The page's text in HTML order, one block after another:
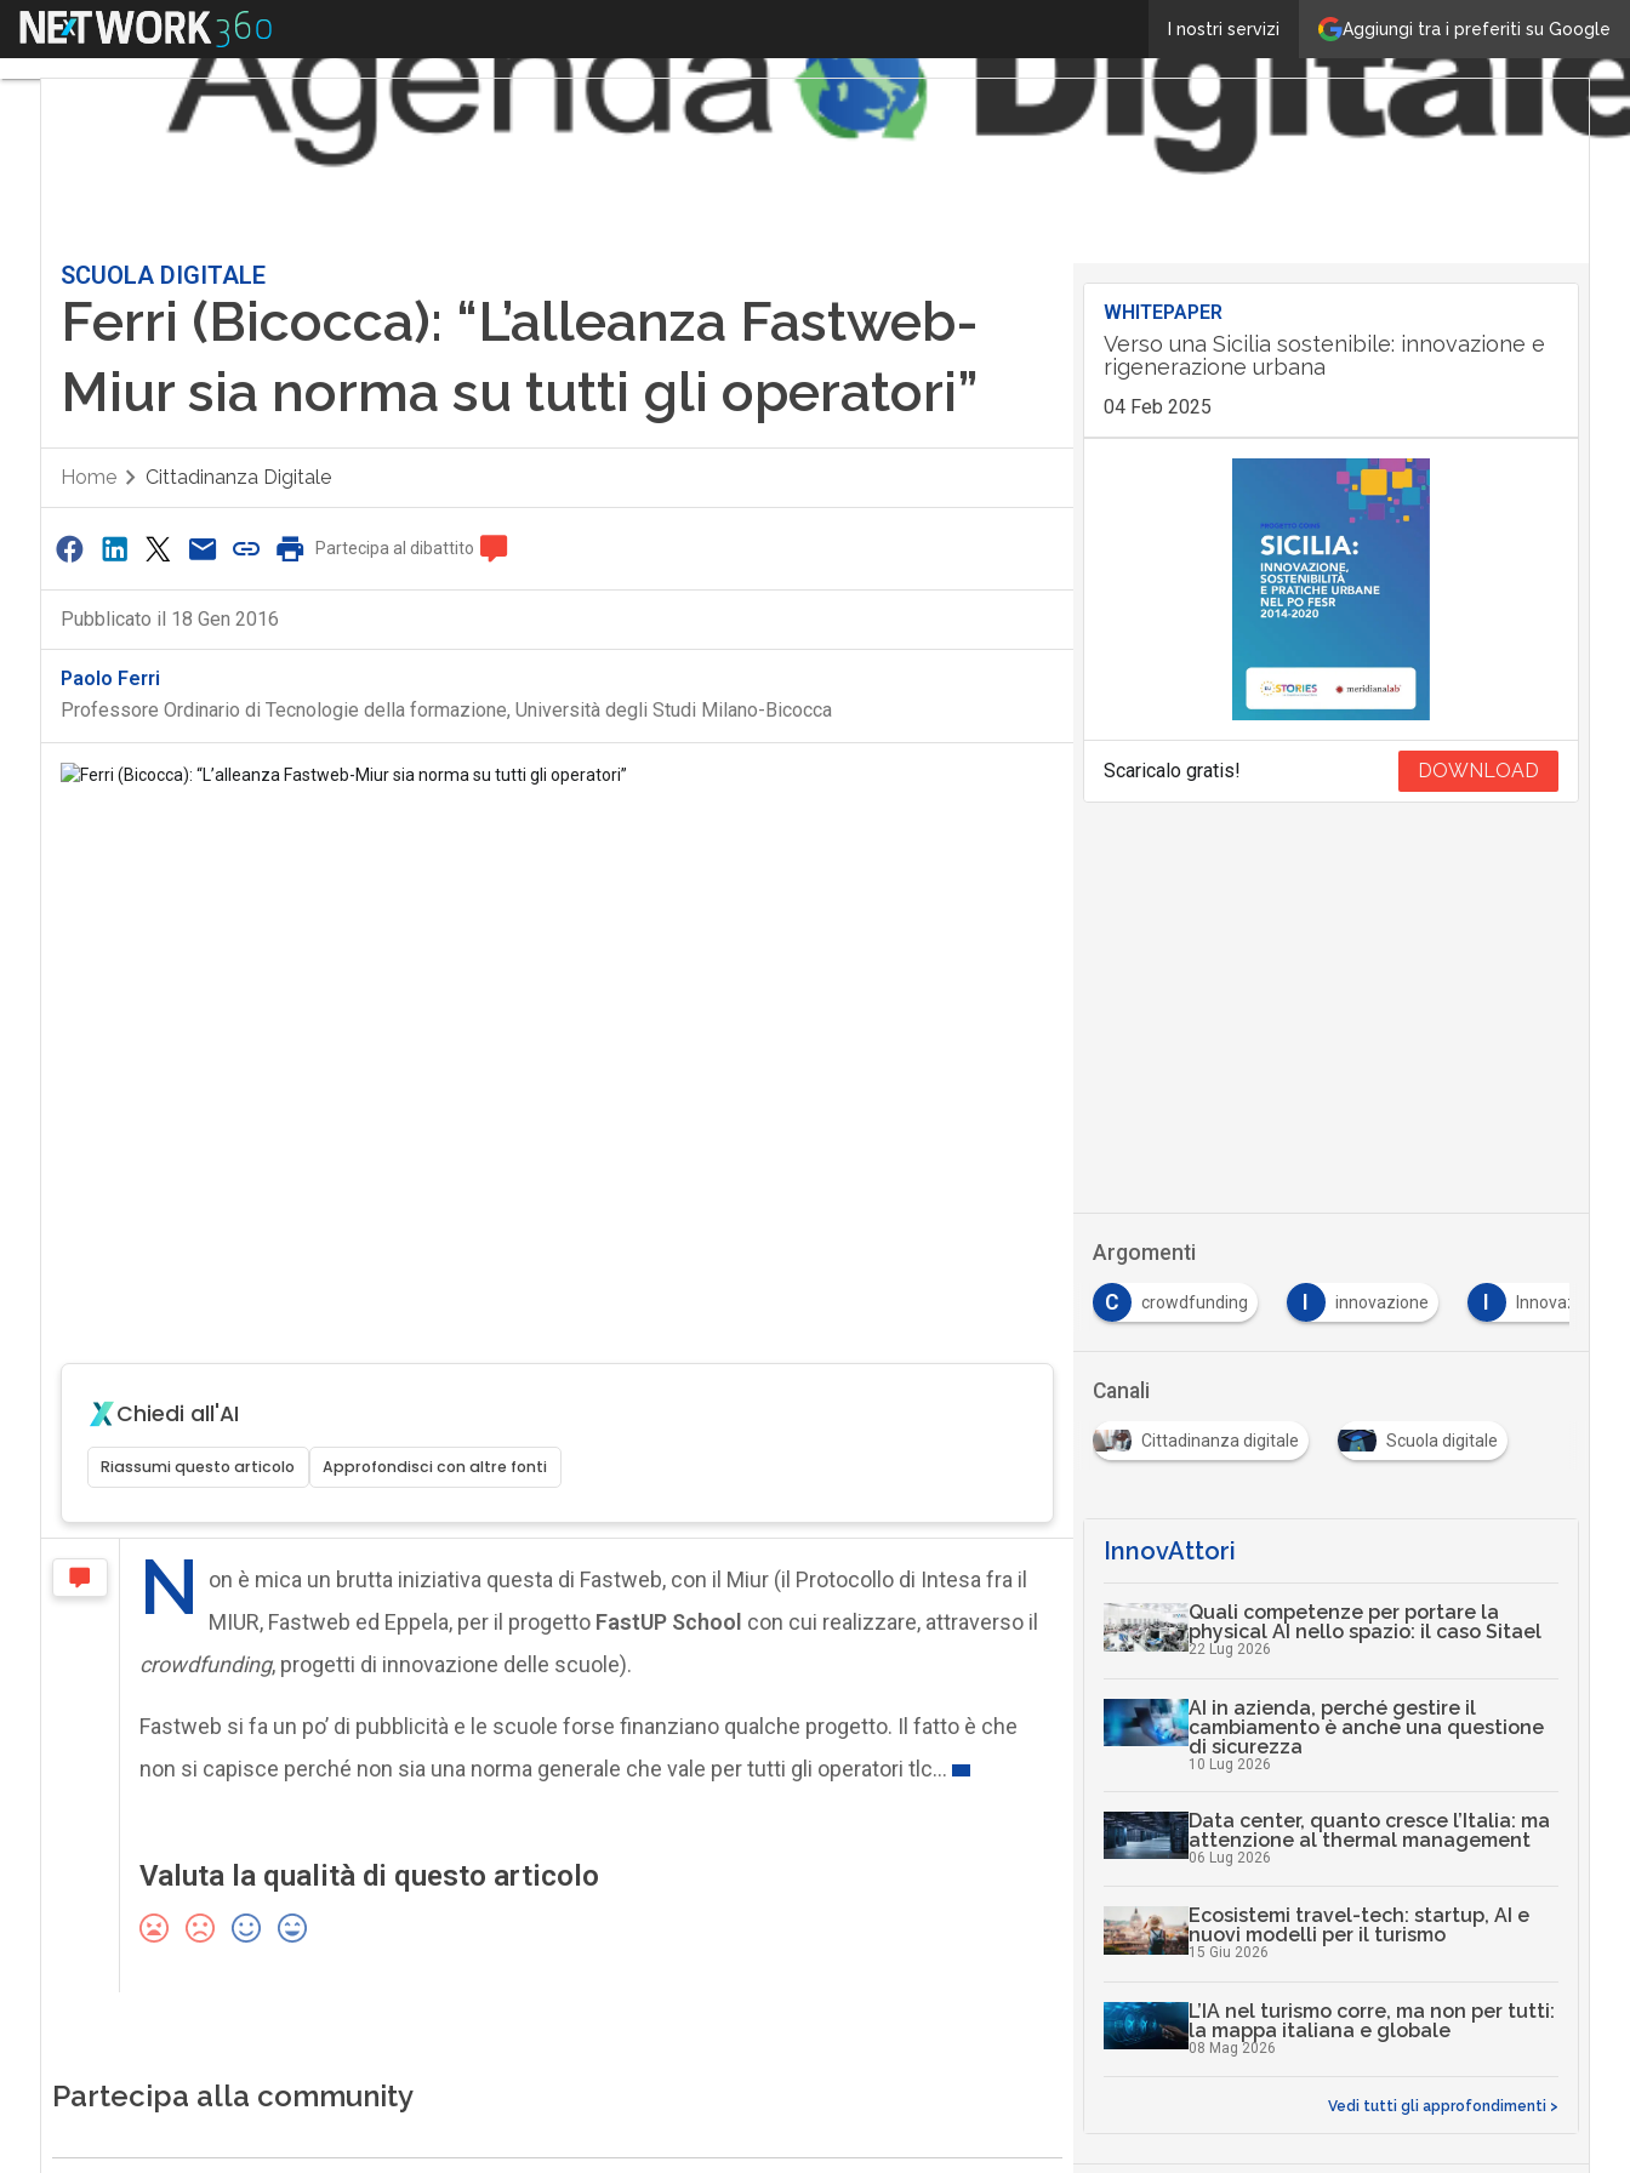
Aggiungi tra i preferiti su Google
I nostri servizi
Menu
SCUOLA DIGITALE
Ferri (Bicocca): “L’alleanza Fastweb-
Miur sia norma su tutti gli operatori”
Home Cittadinanza Digitale
Partecipa al dibattito
Pubblicato il 18 Gen 2016
Paolo Ferri
Professore Ordinario di Tecnologie della formazione, Università degli Studi Milano-Bicocca
Chiedi all'AI
Riassumi questo articolo Approfondisci con altre fonti
N
on è mica un brutta iniziativa questa di Fastweb, con il Miur (il Protocollo di Intesa fra il
MIUR, Fastweb ed Eppela, per il progetto FastUP School con cui realizzare, attraverso il
crowdfunding, progetti di innovazione delle scuole).
Fastweb si fa un po’ di pubblicità e le scuole forse finanziano qualche progetto. Il fatto è che
non si capisce perché non sia una norma generale che vale per tutti gli operatori tlc…
Valuta la qualità di questo articolo
Partecipa alla community
WHITEPAPER
Verso una Sicilia sostenibile: innovazione e
rigenerazione urbana
04 Feb 2025
Scaricalo gratis! DOWNLOAD
Argomenti
C crowdfunding innovazione Innovazione
Canali
Cittadinanza digitale Scuola digitale
InnovAttori
Quali competenze per portare la
physical AI nello spazio: il caso Sitael
22 Lug 2026
AI in azienda, perché gestire il
cambiamento è anche una questione
di sicurezza
10 Lug 2026
Data center, quanto cresce l’Italia: ma
attenzione al thermal management
06 Lug 2026
Ecosistemi travel-tech: startup, AI e
nuovi modelli per il turismo
15 Giu 2026
L’IA nel turismo corre, ma non per tutti:
la mappa italiana e globale
08 Mag 2026
Vedi tutti gli approfondimenti >